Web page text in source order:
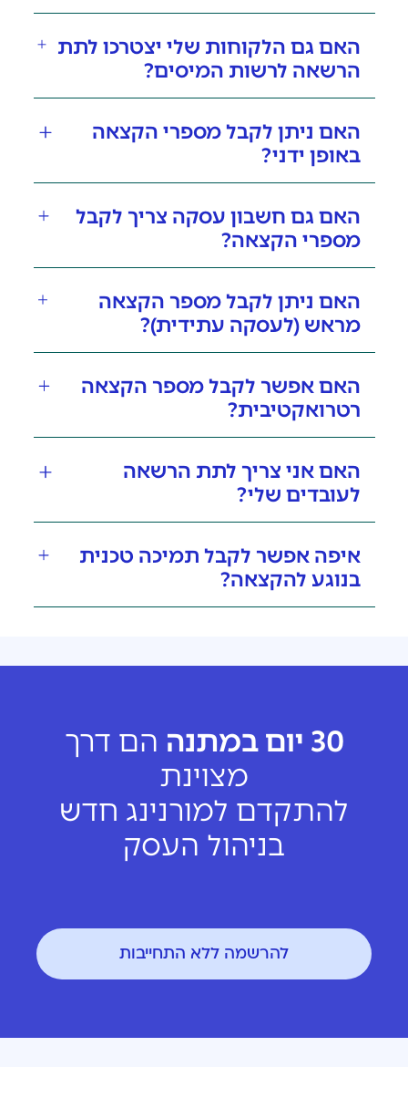
האם גם הלקוחות שלי יצטרכו לתת
הרשאה לרשות המיסים?
האם ניתן לקבל מספרי הקצאה
באופן ידני?
האם גם חשבון עסקה צריך לקבל
מספרי הקצאה?
האם ניתן לקבל מספר הקצאה
מראש (לעסקה עתידית)?
האם אפשר לקבל מספר הקצאה
רטרואקטיבית?
האם אני צריך לתת הרשאה
לעובדים שלי?
איפה אפשר לקבל תמיכה טכנית
בנוגע להקצאה?
30 יום במתנה
הם דרך
מצוינת
להתקדם למורנינג חדש
בניהול העסק
להרשמה ללא התחייבות